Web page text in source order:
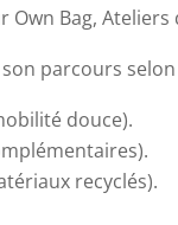
Bag, Ateliers
parcours
douce).
recyclés).